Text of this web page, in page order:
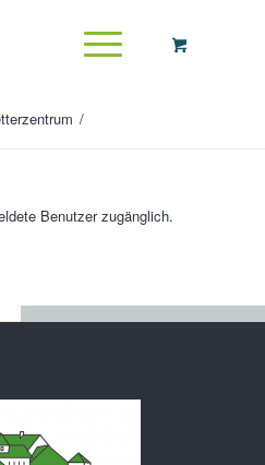
/
Benutzer zugänglich.